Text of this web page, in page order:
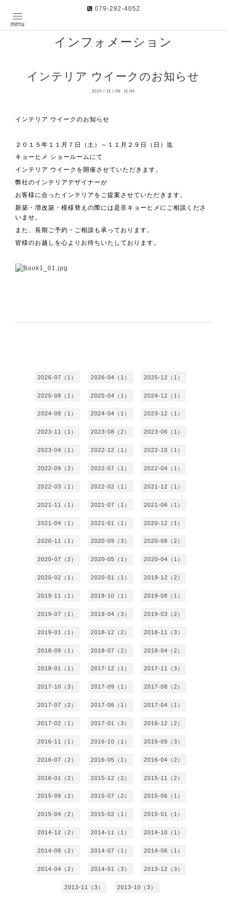
079-292-4052
インフォメーション
インテリア ウイークのお知らせ
2015 /11 /06 11:04
インテリア ウイークのお知らせ
２０１５年１１月７日（土）～１１月２９日（日）迄
キョーヒメ ショールームにて
インテリア ウイークを開催させていただきます。
弊社のインテリアデザイナーが
お客様に合ったインテリアをご提案させていただきます。
新築・増改築・模様替えの際には是非キョーヒメにご相談くださ
いませ。
また、長期ご予約・ご相談も承っております。
皆様のお越しを心よりお待ちいたしております。
2026-07（1） 2026-04（1） 2025-12（1）
2025-08（1） 2025-04（1） 2024-12（1）
2024-08（1） 2024-04（1） 2023-12（1）
2023-11（1） 2023-08（2） 2023-06（1）
2023-04（1） 2022-12（1） 2022-10（1）
2022-09（2） 2022-07（1） 2022-04（1）
2022-03（1） 2022-02（1） 2021-12（1）
2021-11（1） 2021-07（1） 2021-06（1）
2021-04（1） 2021-01（1） 2020-12（1）
2020-11（1） 2020-09（3） 2020-08（2）
2020-07（2） 2020-05（1） 2020-04（1）
2020-02（1） 2020-01（1） 2019-12（2）
2019-11（1） 2019-10（1） 2019-08（1）
2019-07（1） 2019-04（3） 2019-03（2）
2019-01（1） 2018-12（2） 2018-11（3）
2018-09（1） 2018-07（2） 2018-04（2）
2018-01（1） 2017-12（1） 2017-11（3）
2017-10（3） 2017-09（1） 2017-08（2）
2017-07（2） 2017-06（1） 2017-04（1）
2017-02（1） 2017-01（3） 2016-12（2）
2016-11（1） 2016-10（1） 2016-09（3）
2016-07（2） 2016-05（1） 2016-04（2）
2016-01（2） 2015-12（2） 2015-11（2）
2015-09（2） 2015-07（2） 2015-06（1）
2015-04（2） 2015-02（1） 2015-01（1）
2014-12（2） 2014-11（1） 2014-10（1）
2014-08（2） 2014-07（1） 2014-06（1）
2014-04（2） 2014-01（3） 2013-12（3）
2013-11（3） 2013-10（3）